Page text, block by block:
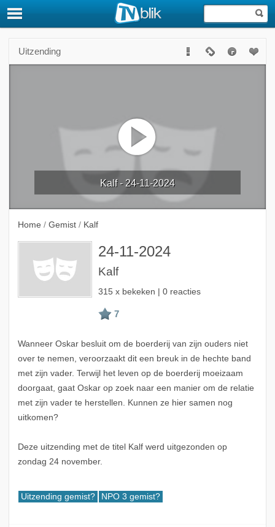
Uitzending
Kalf - 24-11-2024
Home / Gemist / Kalf
24-11-2024
Kalf
315 x bekeken | 0 reacties
Wanneer Oskar besluit om de boerderij van zijn ouders niet
over te nemen, veroorzaakt dit een breuk in de hechte band
met zijn vader. Terwijl het leven op de boerderij moeizaam
doorgaat, gaat Oskar op zoek naar een manier om de relatie
met zijn vader te herstellen. Kunnen ze hier samen nog
uitkomen?
Deze uitzending met de titel Kalf werd uitgezonden op
zondag 24 november.
Uitzending gemist? NPO 3 gemist?